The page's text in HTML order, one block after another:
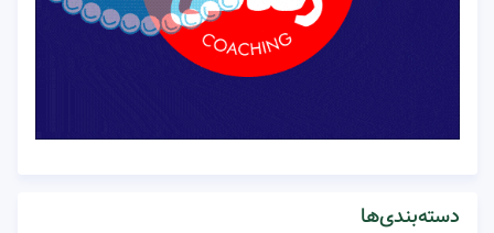
دسته‌بندی‌ها